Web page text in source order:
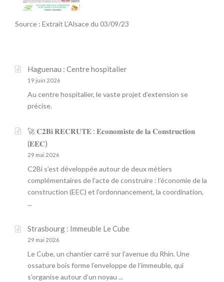
Source : Extrait L’Alsace du 03/09/23
Haguenau : Centre hospitalier
19 juin 2026
Au centre hospitalier, le vaste projet d’extension se
précise.
🚀 𝐂𝟐𝐁𝐢 𝐑𝐄𝐂𝐑𝐔𝐓𝐄 : 𝐄𝐜𝐨𝐧𝐨𝐦𝐢𝐬𝐭𝐞 𝐝𝐞 𝐥𝐚 𝐂𝐨𝐧𝐬𝐭𝐫𝐮𝐜𝐭𝐢𝐨𝐧
(𝐄𝐄𝐂)
29 mai 2026
C2Bi s’est développée autour de deux métiers
complémentaires de l’acte de construire : l’économie de la
construction (EEC) et l’ordonnancement, la coordination,
...
Strasbourg : Immeuble Le Cube
29 mai 2026
Le Cube, un chantier carré sur l’avenue du Rhin. Une
ossature bois forme l’enveloppe de l’immeuble, qui
s’organise autour d’un noyau ...